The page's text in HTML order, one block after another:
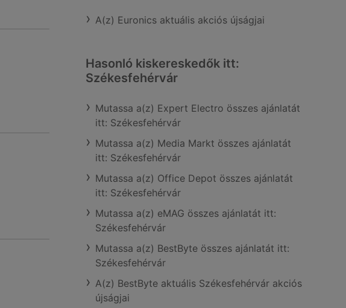
A(z) Euronics aktuális akciós újságjai
Hasonló kiskereskedők itt:
Székesfehérvár
Mutassa a(z) Expert Electro összes ajánlatát
itt: Székesfehérvár
Mutassa a(z) Media Markt összes ajánlatát
itt: Székesfehérvár
Mutassa a(z) Office Depot összes ajánlatát
itt: Székesfehérvár
Mutassa a(z) eMAG összes ajánlatát itt:
Székesfehérvár
Mutassa a(z) BestByte összes ajánlatát itt:
Székesfehérvár
A(z) BestByte aktuális Székesfehérvár akciós
újságjai